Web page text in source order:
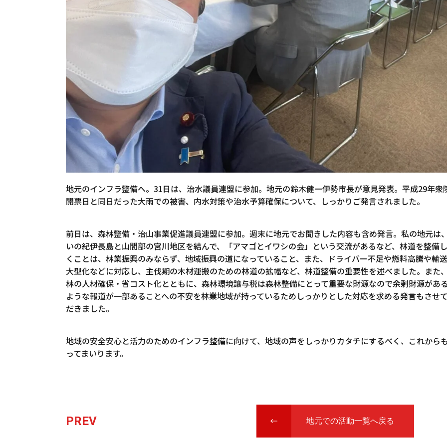
地元のインフラ整備へ。31日は、治水議員連盟に参加。地元の鈴木健一伊勢市長が意見発表。平成29年衆
開票日と同日だった大雨での被害、内水対策や治水予算確保について、しっかりご発言されました。
前日は、森林整備・治山事業促進議員連盟に参加。週末に地元でお聞きした内容も含め発言。私の地元は
いの紀伊長島と山間部の宮川地区を結んで、「アマゴとイワシの会」という交流があるなど、林道を整備
くことは、林業振興のみならず、地域振興の道になっていること、また、ドライバー不足や燃料高騰や輸
大型化などに対応し、主伐期の木材運搬のための林道の拡幅など、林道整備の重要性を述べました。また
林の人材確保・省コスト化とともに、森林環境譲与税は森林整備にとって重要な財源なので余剰財源があ
ような報道が一部あることへの不安を林業地域が持っているためしっかりとした対応を求める発言もさせ
だきました。
地域の安全安心と活力のためのインフラ整備に向けて、地域の声をしっかりカタチにするべく、これから
ってまいります。
PREV 地元での活動一覧へ戻る